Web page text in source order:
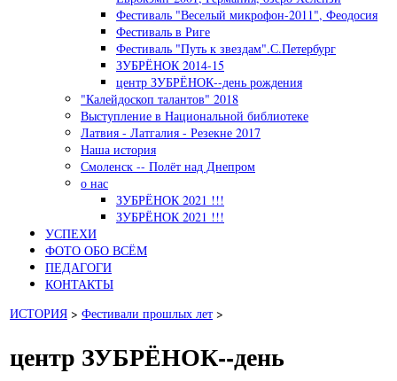
Фестиваль "Веселый микрофон-2011", Феодосия
Фестиваль в Риге
Фестиваль "Путь к звездам".С.Петербург
ЗУБРЁНОК 2014-15
центр ЗУБРЁНОК--день рождения
"Калейдоскоп талантов" 2018
Выступление в Национальной библиотеке
Латвия - Латгалия - Резекне 2017
Наша история
Смоленск -- Полёт над Днепром
о нас
ЗУБРЁНОК 2021 !!!
ЗУБРЁНОК 2021 !!!
УСПЕХИ
ФОТО ОБО ВСЁМ
ПЕДАГОГИ
КОНТАКТЫ
ИСТОРИЯ > Фестивали прошлых лет >
центр ЗУБРЁНОК--день